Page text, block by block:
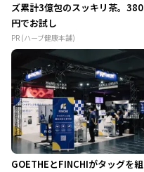
ズ累計3億包のスッキリ茶。380
円でお試し
PR (ハーブ健康本舗)
GOETHEとFINCHIがタッグを組